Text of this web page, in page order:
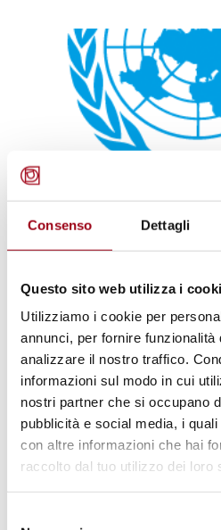
Consenso Dettagli
Questo sito web utilizza i
Utilizziamo i cookie per
annunci, per fornire
analizzare il nostro traffico.
informazioni sul modo in cui
nostri partner che si occupano
pubblicità e social media, i
con altre informazioni che hai
raccolto dal tuo utilizzo dei loro
UNRWA
L'ONU condanna
autorizzato di
struttura
Gerusalemme Est
24.12.2025